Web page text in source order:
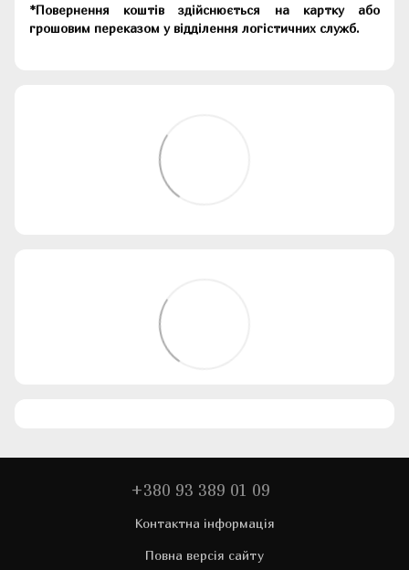
*Повернення коштів здійснюється на картку або
грошовим переказом у відділення логістичних служб.
+380 93 389 01 09
Контактна інформація
Повна версія сайту